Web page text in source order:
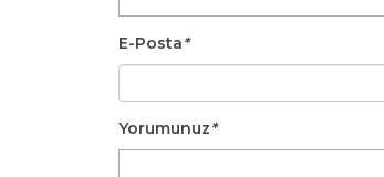
E-Posta*
Yorumunuz*